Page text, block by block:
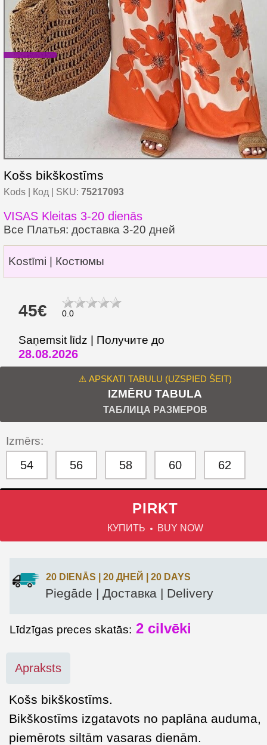
Košs bikškostīms
Kods | Код | SKU: 75217093
VISAS Kleitas 3-20 dienās
Все Платья: доставка 3-20 дней
Kostīmi | Костюмы
45€ 0.0
Saņemsit līdz | Получите до
28.08.2026
⚠️ APSKATI TABULU (UZSPIED ŠEIT)
IZMĒRU TABULA
ТАБЛИЦА РАЗМЕРОВ
Izmērs:
54 56 58 60 62
PIRKT
КУПИТЬ BUY NOW
20 DIENĀS | 20 ДНЕЙ | 20 DAYS
Piegāde | Доставка | Delivery
Līdzīgas preces skatās: 2 cilvēki
Apraksts
Košs bikškostīms.
Bikškostīms izgatavots no paplāna auduma,
piemērots siltām vasaras dienām.